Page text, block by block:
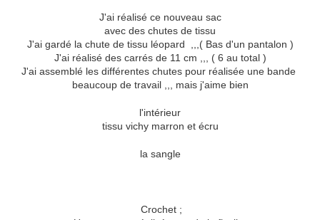
J'ai réalisé ce nouveau sac
avec des chutes de tissu
J'ai gardé la chute de tissu léopard ,,,( Bas d'un pantalon )
J'ai réalisé des carrés de 11 cm ,,, ( 6 au total )
J'ai assemblé les différentes chutes pour réalisée une bande
beaucoup de travail ,,, mais j'aime bien
l'intérieur
tissu vichy marron et écru
la sangle
Crochet ;